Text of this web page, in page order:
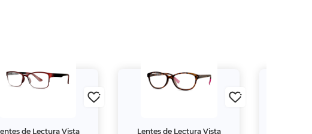
de Lectura Vista
Lentes de Lectura Vista